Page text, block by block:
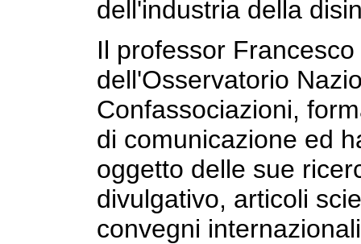
dell'industria della
Il professor
dell'Osservatorio
Confassociazioni,
di comunicazione ed
oggetto delle sue
divulgativo, articoli
convegni